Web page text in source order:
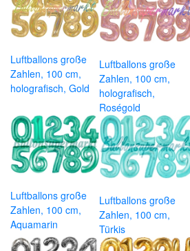
Luftballons große
Zahlen, 100 cm,
holografisch, Gold
Luftballons große
Zahlen, 100 cm,
holografisch,
Roségold
Luftballons große
Zahlen, 100 cm,
Aquamarin
Luftballons große
Zahlen, 100 cm,
Türkis